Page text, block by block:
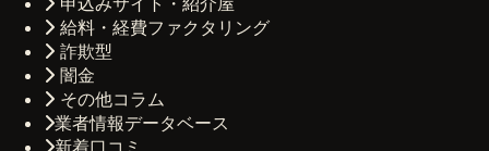
給料・経費ファクタリング
詐欺型
闇金
その他コラム
業者情報データベース
新着口コミ